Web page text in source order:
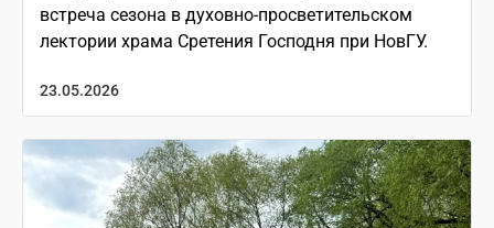
встреча сезона в духовно-просветительском
лектории храма Сретения Господня при НовГУ.
23.05.2026